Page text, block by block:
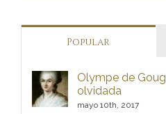
Popular
Olympe de
olvidada
mayo 10th, 2017